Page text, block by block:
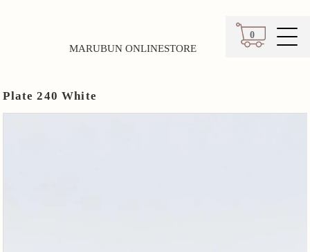
0
カート
MARUBUN ONLINESTORE
Plate 240 White